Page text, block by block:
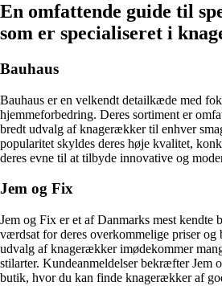
En omfattende guide til
som er specialiseret i
Bauhaus
Bauhaus er en velkendt detailkæde med
hjemmeforbedring. Deres sortiment er
bredt udvalg af knagerækker til enhver
popularitet skyldes deres høje kvalitet,
deres evne til at tilbyde innovative og
Jem og Fix
Jem og Fix er et af Danmarks mest kendte
værdsat for deres overkommelige priser og
udvalg af knagerækker imødekommer
stilarter. Kundeanmeldelser bekræfter Jem
butik, hvor du kan finde knagerækker af